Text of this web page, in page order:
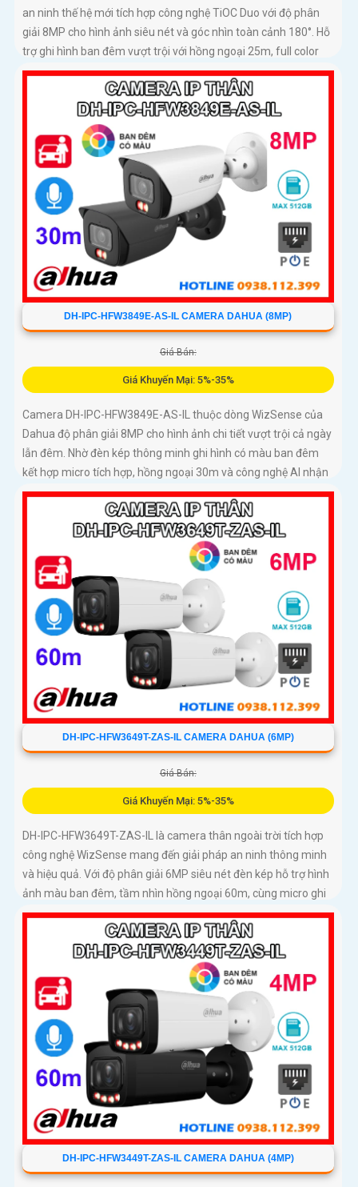
an ninh thế hệ mới tích hợp công nghệ TiOC Duo với độ phân
giải 8MP cho hình ảnh siêu nét và góc nhìn toàn cảnh 180°. Hỗ
trợ ghi hình ban đêm vượt trội với hồng ngoại 25m, full color
20m, đàm thoại hai chiều rõ ràng, cùng khe cắm thẻ nhớ
256GB đáp ứng nhu cầu lưu trữ dài hạn, thiết kế chuẩn IP67
chống bụi nước, cấp nguồn POE
DH-IPC-HFW3849E-AS-IL CAMERA DAHUA (8MP)
Giá Bán:
Giá Khuyến Mại: 5%-35%
Camera DH-IPC-HFW3849E-AS-IL thuộc dòng WizSense của
Dahua độ phân giải 8MP cho hình ảnh chi tiết vượt trội cả ngày
lẫn đêm. Nhờ đèn kép thông minh ghi hình có màu ban đêm
kết hợp micro tích hợp, hồng ngoại 30m và công nghệ AI nhận
diện chính xác người và xe, giúp tăng cường bảo mật hiệu quả
DH-IPC-HFW3649T-ZAS-IL CAMERA DAHUA (6MP)
Giá Bán:
Giá Khuyến Mại: 5%-35%
DH-IPC-HFW3649T-ZAS-IL là camera thân ngoài trời tích hợp
công nghệ WizSense mang đến giải pháp an ninh thông minh
và hiệu quả. Với độ phân giải 6MP siêu nét đèn kép hỗ trợ hình
ảnh màu ban đêm, tầm nhìn hồng ngoại 60m, cùng micro ghi
âm và khả năng nhận diện chính xác người và xe, camera đảm
bảo giám sát chuẩn xác 24/7 hỗ trợ POE, khe thẻ nhớ lên đến
512GB và chuẩn chống nước IP67
DH-IPC-HFW3449T-ZAS-IL CAMERA DAHUA (4MP)